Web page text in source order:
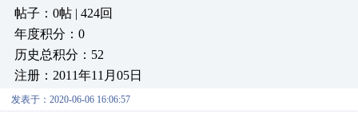
帖子：0帖 | 424回
年度积分：0
历史总积分：52
注册：2011年11月05日
发表于：2020-06-06 16:06:57